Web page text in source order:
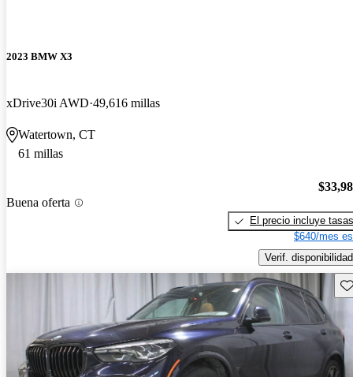
2023 BMW X3
xDrive30i AWD 49,616 millas
Watertown, CT
61 millas
Buena oferta
El precio incluye tasas
$640/mes
Verif. disponibilidad